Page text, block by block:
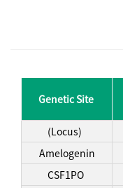
Genetic Site
(Locus)
Amelogenin
CSF1PO